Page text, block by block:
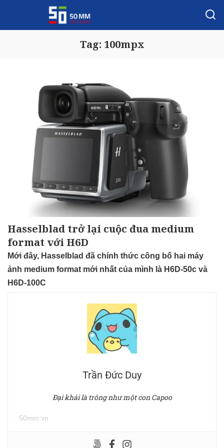
Tag: 100mpx
Hasselblad trở lại cuộc đua medium
format với H6D
Mới đây, Hasselblad đã chính thức công bố hai máy
ảnh medium format mới nhất của mình là H6D-50c và
H6D-100C
Trần Đức Duy
Đại khái là trông như một con Capoo
50mm.vn